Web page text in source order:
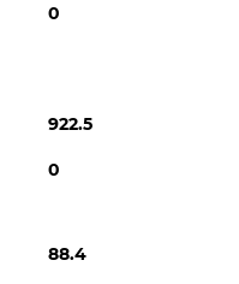
0
922.5
0
88.4